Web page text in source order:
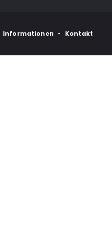
Informationen Kontakt